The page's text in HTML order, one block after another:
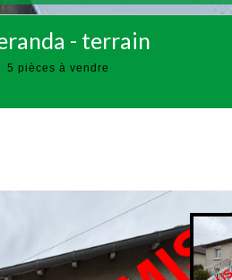
- terrain
5 pièces à vendre